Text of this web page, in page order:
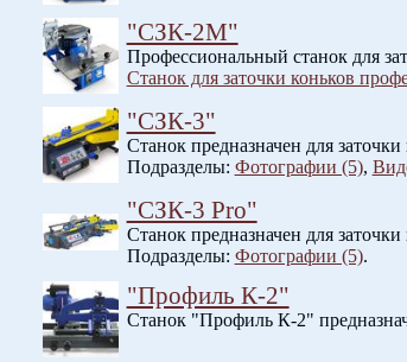
"СЗК-2М"
Профессиональный станок для
Станок для заточки коньков
"СЗК-3"
Станок предназначен для
Подразделы: Фотографии (5),
"СЗК-3 Pro"
Станок предназначен для
Подразделы: Фотографии (5).
"Профиль К-2"
Станок "Профиль К-2"